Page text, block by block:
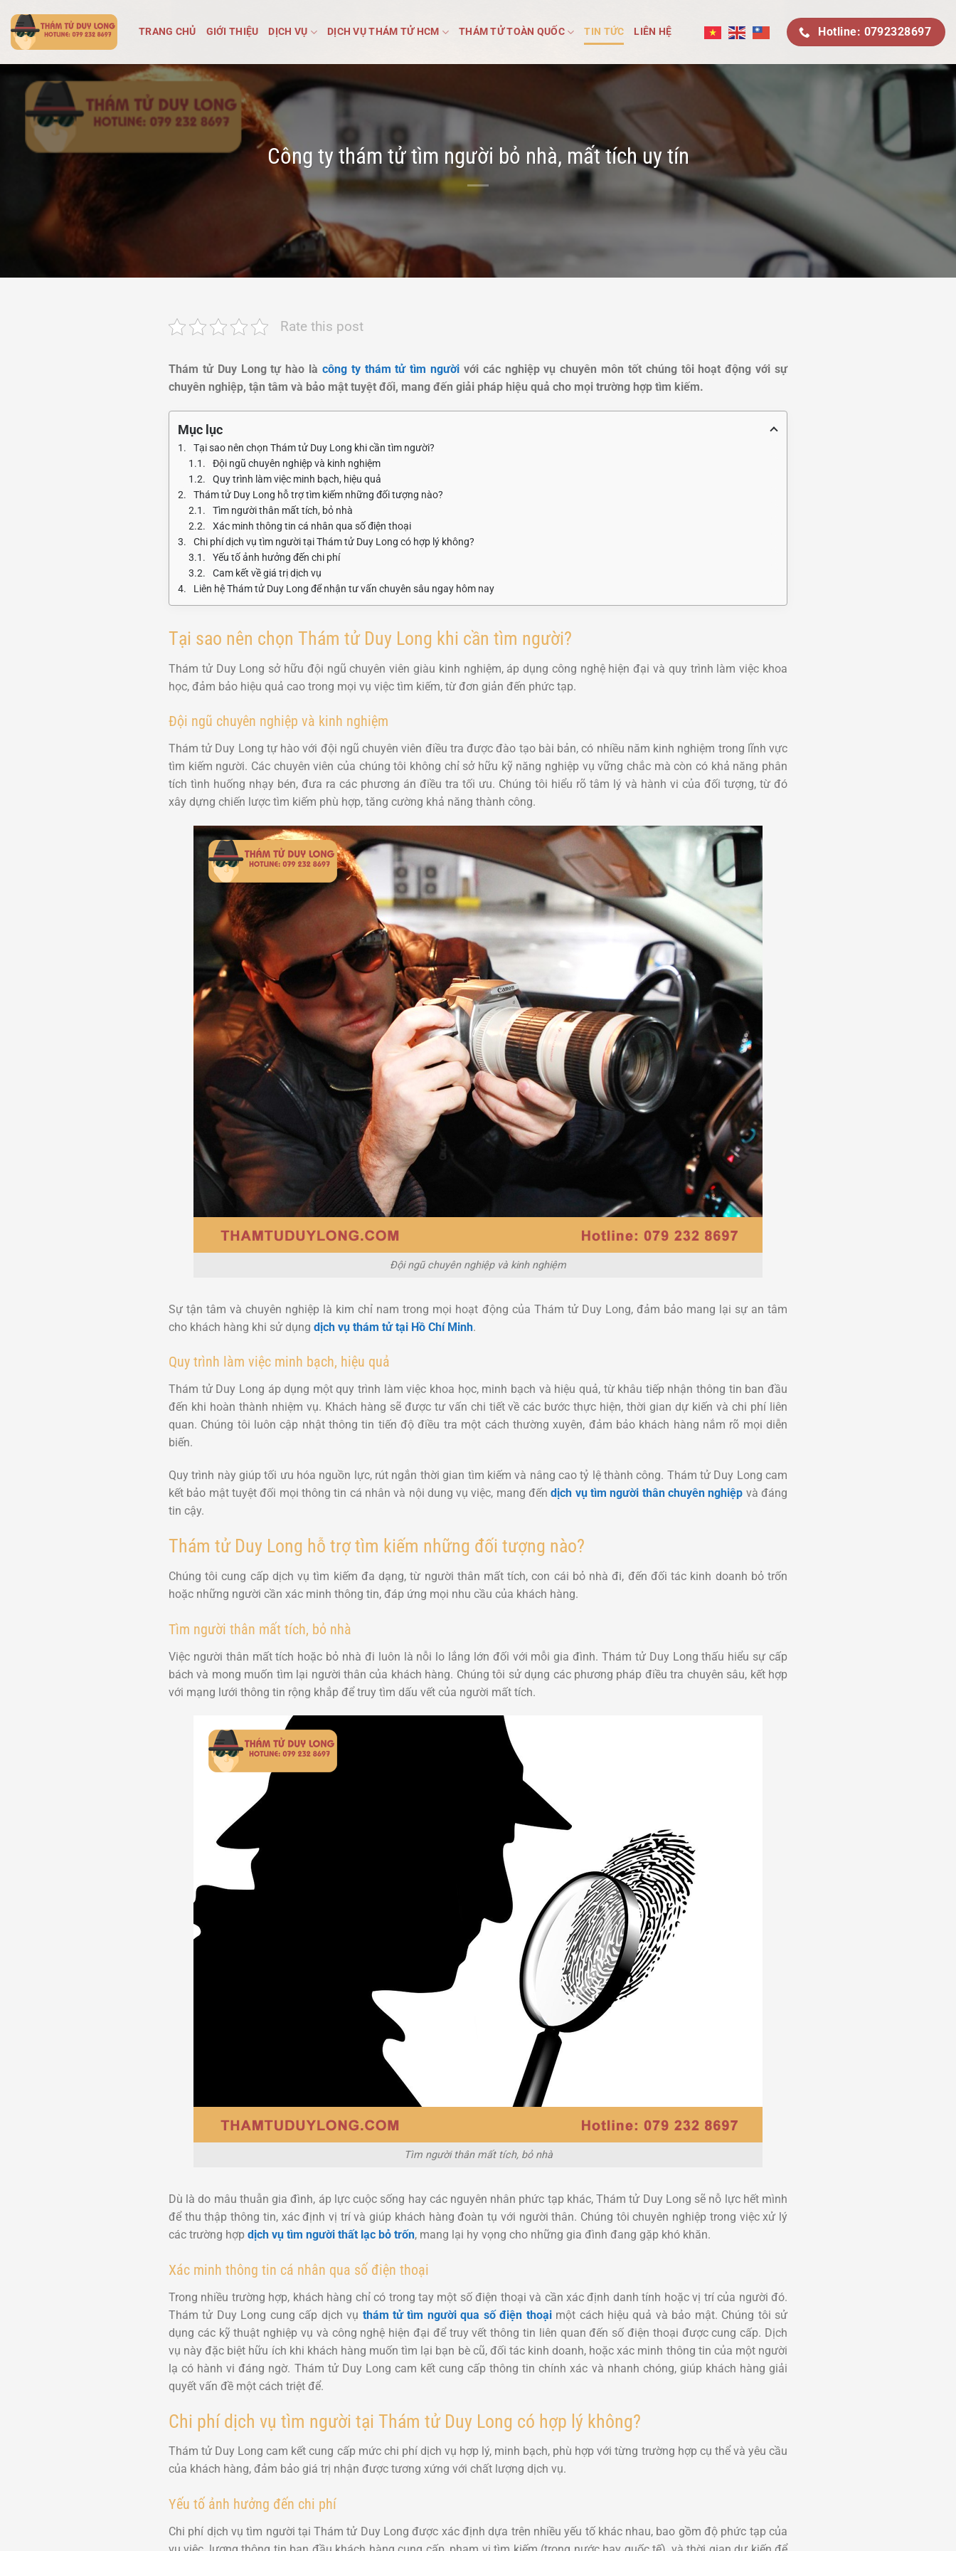
qua
nội
dung
TRANG CHỦ GIỚI THIỆU DỊCH VỤ DỊCH VỤ THÁM TỬ HCM THÁM TỬ TOÀN QUỐC TIN TỨC LIÊN HỆ Hotline: 0792328697
Công ty thám tử tìm người bỏ nhà, mất tích uy tín
Rate this post
Thám tử Duy Long tự hào là công ty thám tử tìm người với các nghiệp vụ chuyên môn tốt chúng tôi hoạt động với sự
chuyên nghiệp, tận tâm và bảo mật tuyệt đối, mang đến giải pháp hiệu quả cho mọi trường hợp tìm kiếm.
Mục lục
Tại sao nên chọn Thám tử Duy Long khi cần tìm người?
Đội ngũ chuyên nghiệp và kinh nghiệm
Quy trình làm việc minh bạch, hiệu quả
Thám tử Duy Long hỗ trợ tìm kiếm những đối tượng nào?
Tìm người thân mất tích, bỏ nhà
Xác minh thông tin cá nhân qua số điện thoại
Chi phí dịch vụ tìm người tại Thám tử Duy Long có hợp lý không?
Yếu tố ảnh hưởng đến chi phí
Cam kết về giá trị dịch vụ
Liên hệ Thám tử Duy Long để nhận tư vấn chuyên sâu ngay hôm nay
Tại sao nên chọn Thám tử Duy Long khi cần tìm người?
Thám tử Duy Long sở hữu đội ngũ chuyên viên giàu kinh nghiệm, áp dụng công nghệ hiện đại và quy trình làm việc khoa
học, đảm bảo hiệu quả cao trong mọi vụ việc tìm kiếm, từ đơn giản đến phức tạp.
Đội ngũ chuyên nghiệp và kinh nghiệm
Thám tử Duy Long tự hào với đội ngũ chuyên viên điều tra được đào tạo bài bản, có nhiều năm kinh nghiệm trong lĩnh vực
tìm kiếm người. Các chuyên viên của chúng tôi không chỉ sở hữu kỹ năng nghiệp vụ vững chắc mà còn có khả năng phân
tích tình huống nhạy bén, đưa ra các phương án điều tra tối ưu. Chúng tôi hiểu rõ tâm lý và hành vi của đối tượng, từ đó
xây dựng chiến lược tìm kiếm phù hợp, tăng cường khả năng thành công.
Đội ngũ chuyên nghiệp và kinh nghiệm
Sự tận tâm và chuyên nghiệp là kim chỉ nam trong mọi hoạt động của Thám tử Duy Long, đảm bảo mang lại sự an tâm
cho khách hàng khi sử dụng dịch vụ thám tử tại Hồ Chí Minh.
Quy trình làm việc minh bạch, hiệu quả
Thám tử Duy Long áp dụng một quy trình làm việc khoa học, minh bạch và hiệu quả, từ khâu tiếp nhận thông tin ban đầu
đến khi hoàn thành nhiệm vụ. Khách hàng sẽ được tư vấn chi tiết về các bước thực hiện, thời gian dự kiến và chi phí liên
quan. Chúng tôi luôn cập nhật thông tin tiến độ điều tra một cách thường xuyên, đảm bảo khách hàng nắm rõ mọi diễn
biến.
Quy trình này giúp tối ưu hóa nguồn lực, rút ngắn thời gian tìm kiếm và nâng cao tỷ lệ thành công. Thám tử Duy Long cam
kết bảo mật tuyệt đối mọi thông tin cá nhân và nội dung vụ việc, mang đếndịch vụ tìm người thân chuyên nghiệp và đáng
tin cậy.
Thám tử Duy Long hỗ trợ tìm kiếm những đối tượng nào?
Chúng tôi cung cấp dịch vụ tìm kiếm đa dạng, từ người thân mất tích, con cái bỏ nhà đi, đến đối tác kinh doanh bỏ trốn
hoặc những người cần xác minh thông tin, đáp ứng mọi nhu cầu của khách hàng.
Tìm người thân mất tích, bỏ nhà
Việc người thân mất tích hoặc bỏ nhà đi luôn là nỗi lo lắng lớn đối với mỗi gia đình. Thám tử Duy Long thấu hiểu sự cấp
bách và mong muốn tìm lại người thân của khách hàng. Chúng tôi sử dụng các phương pháp điều tra chuyên sâu, kết hợp
với mạng lưới thông tin rộng khắp để truy tìm dấu vết của người mất tích.
Tìm người thân mất tích, bỏ nhà
Dù là do mâu thuẫn gia đình, áp lực cuộc sống hay các nguyên nhân phức tạp khác, Thám tử Duy Long sẽ nỗ lực hết mình
để thu thập thông tin, xác định vị trí và giúp khách hàng đoàn tụ với người thân. Chúng tôi chuyên nghiệp trong việc xử lý
các trường hợp dịch vụ tìm người thất lạc bỏ trốn, mang lại hy vọng cho những gia đình đang gặp khó khăn.
Xác minh thông tin cá nhân qua số điện thoại
Trong nhiều trường hợp, khách hàng chỉ có trong tay một số điện thoại và cần xác định danh tính hoặc vị trí của người đó.
Thám tử Duy Long cung cấp dịch vụ thám tử tìm người qua số điện thoạimột cách hiệu quả và bảo mật. Chúng tôi sử
dụng các kỹ thuật nghiệp vụ và công nghệ hiện đại để truy vết thông tin liên quan đến số điện thoại được cung cấp. Dịch
vụ này đặc biệt hữu ích khi khách hàng muốn tìm lại bạn bè cũ, đối tác kinh doanh, hoặc xác minh thông tin của một người
lạ có hành vi đáng ngờ. Thám tử Duy Long cam kết cung cấp thông tin chính xác và nhanh chóng, giúp khách hàng giải
quyết vấn đề một cách triệt để.
Chi phí dịch vụ tìm người tại Thám tử Duy Long có hợp lý không?
Thám tử Duy Long cam kết cung cấp mức chi phí dịch vụ hợp lý, minh bạch, phù hợp với từng trường hợp cụ thể và yêu cầu
của khách hàng, đảm bảo giá trị nhận được tương xứng với chất lượng dịch vụ.
Yếu tố ảnh hưởng đến chi phí
Chi phí dịch vụ tìm người tại Thám tử Duy Long được xác định dựa trên nhiều yếu tố khác nhau, bao gồm độ phức tạp của